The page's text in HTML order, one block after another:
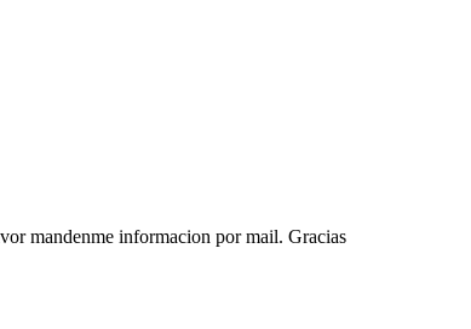
mandenme informacion por mail. Gracias